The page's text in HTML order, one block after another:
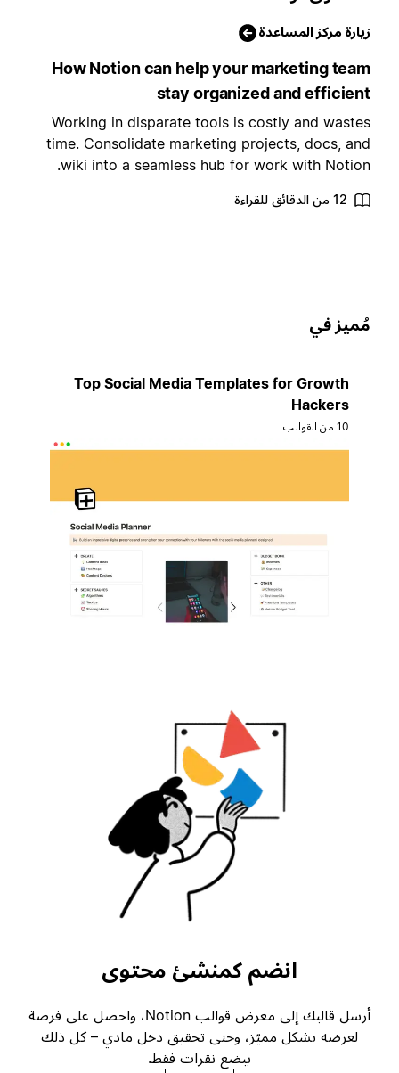
مركز المساعدة
How Notion can help your marketing
stay organized and
Working in disparate tools is costly and
time. Consolidate marketing projects, docs,
wiki into a seamless hub for work with
12 من الدقائق للقراءة
في
Top Social Media Templates for Growth
Hackers
انضم كمنشئ محتوى
أرسل قالبك إلى معرض قوالب Notion، واحصل على فرصة
لعرضه بشكل مميّز، وحتى تحقيق دخل مادي – كل ذلك
ببضع نقرات فقط.